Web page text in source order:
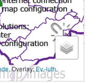
, Overlay:Ev.-luth.